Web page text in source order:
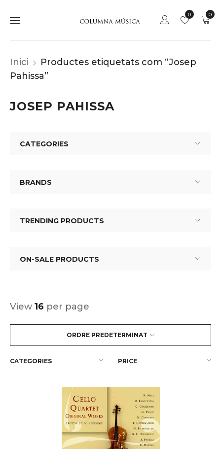
0
0
Inici
Productes etiquetats com “Josep
Pahissa”
JOSEP PAHISSA
CATEGORIES
BRANDS
TRENDING PRODUCTS
ON-SALE PRODUCTS
ORDRE PREDETERMINAT
View 16 per page
CATEGORIES PRICE